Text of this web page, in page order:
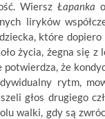
WierszŁapanka
liryków
które
życia, żegna się
że
rytm,
głos drugiego
walki, gdy są